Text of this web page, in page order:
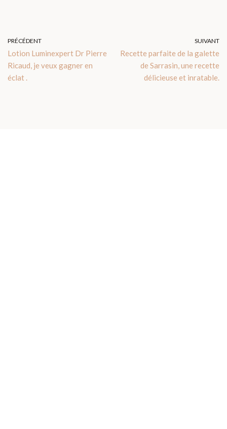
PRÉCÉDENT
Lotion Luminexpert Dr Pierre
Ricaud, je veux gagner en
éclat .
SUIVANT
Recette parfaite de la galette
de Sarrasin, une recette
délicieuse et inratable.